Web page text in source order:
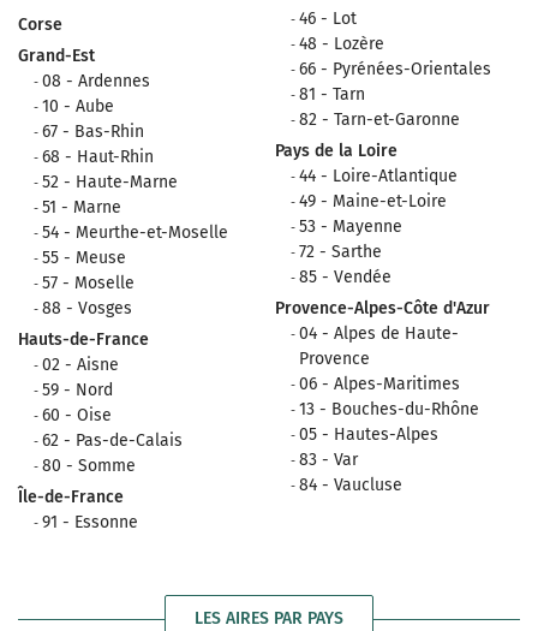
Corse
Grand-Est
08 - Ardennes
10 - Aube
67 - Bas-Rhin
68 - Haut-Rhin
52 - Haute-Marne
51 - Marne
54 - Meurthe-et-Moselle
55 - Meuse
57 - Moselle
88 - Vosges
Hauts-de-France
02 - Aisne
59 - Nord
60 - Oise
62 - Pas-de-Calais
80 - Somme
Île-de-France
91 - Essonne
46 - Lot
48 - Lozère
66 - Pyrénées-Orientales
81 - Tarn
82 - Tarn-et-Garonne
Pays de la Loire
44 - Loire-Atlantique
49 - Maine-et-Loire
53 - Mayenne
72 - Sarthe
85 - Vendée
Provence-Alpes-Côte d'Azur
04 - Alpes de Haute-
Provence
06 - Alpes-Maritimes
13 - Bouches-du-Rhône
05 - Hautes-Alpes
83 - Var
84 - Vaucluse
LES AIRES PAR PAYS